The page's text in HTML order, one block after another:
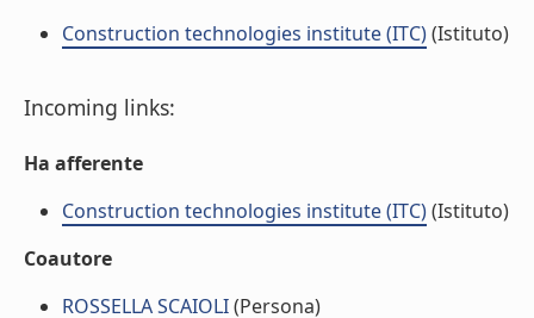
Construction technologies institute (ITC)(Istituto)
Incoming links:
Ha afferente
Construction technologies institute (ITC)(Istituto)
Coautore
ROSSELLA SCAIOLI(Persona)